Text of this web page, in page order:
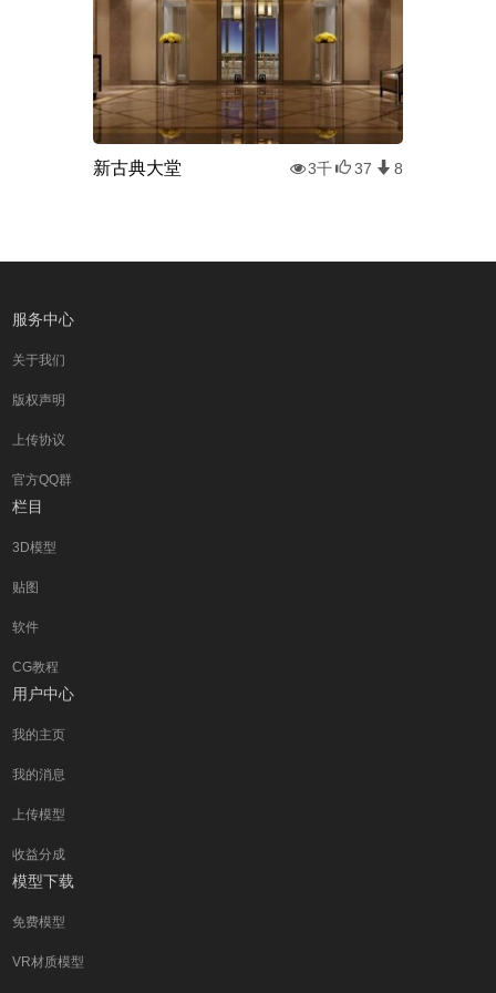
新古典大堂 3千 37 8
服务中心
关于我们
版权声明
上传协议
官方QQ群
栏目
3D模型
贴图
软件
CG教程
用户中心
我的主页
我的消息
上传模型
收益分成
模型下载
免费模型
VR材质模型